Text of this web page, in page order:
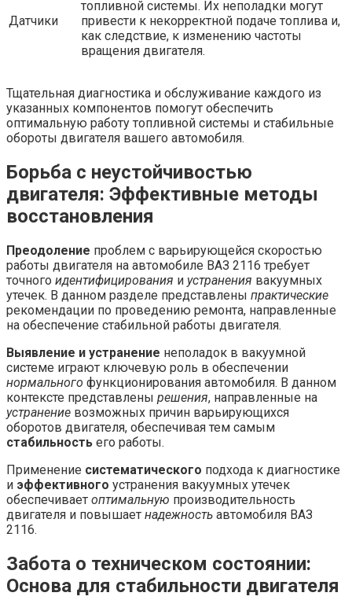
Датчики
топливной системы. Их неполадки могут
привести к некорректной подаче топлива и,
как следствие, к изменению частоты
вращения двигателя.
Тщательная диагностика и обслуживание каждого из
указанных компонентов помогут обеспечить
оптимальную работу топливной системы и стабильные
обороты двигателя вашего автомобиля.
Борьба с неустойчивостью
двигателя: Эффективные методы
восстановления
Преодоление проблем с варьирующейся скоростью
работы двигателя на автомобиле ВАЗ 2116 требует
точного идентифицирования и устранения вакуумных
утечек. В данном разделе представлены практические
рекомендации по проведению ремонта, направленные
на обеспечение стабильной работы двигателя.
Выявление и устранение неполадок в вакуумной
системе играют ключевую роль в обеспечении
нормального функционирования автомобиля. В данном
контексте представлены решения, направленные на
устранение возможных причин варьирующихся
оборотов двигателя, обеспечивая тем самым
стабильность его работы.
Применение систематического подхода к диагностике
и эффективного устранения вакуумных утечек
обеспечивает оптимальную производительность
двигателя и повышает надежность автомобиля ВАЗ
2116.
Забота о техническом состоянии:
Основа для стабильности двигателя